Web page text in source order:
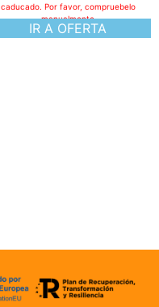
IR A OFERTA
caducado. Por favor, compruebelo
manualmente